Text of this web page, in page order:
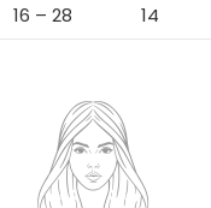
16 – 28 14